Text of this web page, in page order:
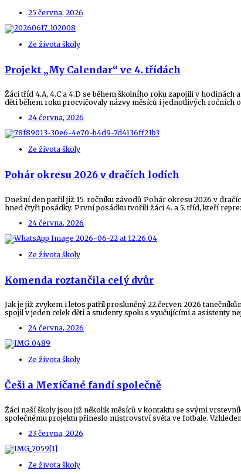
25 června, 2026
Ze života školy
Projekt „My Calendar“ ve 4. třídách
Žáci tříd 4.A, 4.C a 4.D se během školního roku zapojili v
děti během roku procvičovaly názvy měsíců i jednotlivých ročních
24 června, 2026
Ze života školy
Pohár okresu 2026 v dračích lodích
Dnešní den patřil již 15. ročníku závodů Pohár okresu 2026 v
hned čtyři posádky. První posádku tvořili žáci 4. a 5. tříd, kteří
24 června, 2026
Ze života školy
Komenda roztančila celý dvůr
Jak je již zvykem i letos patřil prosluněný 22.červen 2026
spojil v jeden celek děti a studenty spolu s vyučujícími a asistenty
24 června, 2026
Ze života školy
Češi a Mexičané fandí společně
Žáci naší školy jsou již několik měsíců v kontaktu se svými
společnému projektu přineslo mistrovství světa ve fotbale.
23 června, 2026
Ze života školy